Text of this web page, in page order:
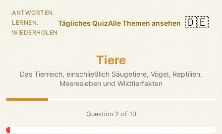
ANTWORTEN.
LERNEN.
WIEDERHOLEN
Tägliches QuizAlle Themen ansehen 🇩🇪
Tiere
Das Tierreich, einschließlich Säugetiere, Vögel, Reptilien,
Meeresleben und Wildtierfakten
Question 3 of 10